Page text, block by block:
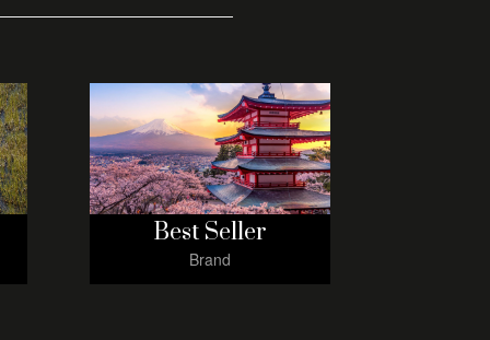
Best Seller
Brand